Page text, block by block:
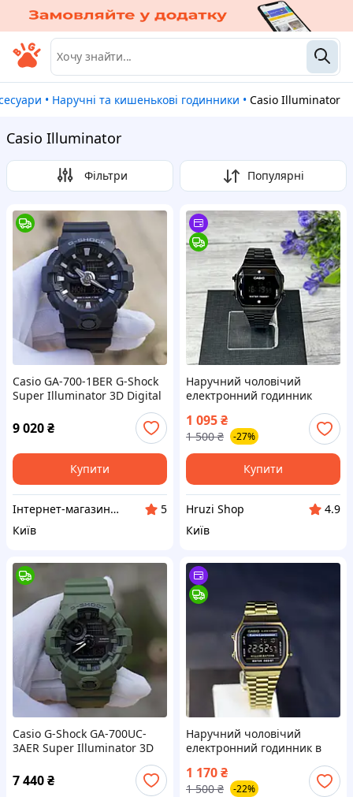
• Наручні та кишенькові годинники • Casio Illuminator
Casio Illuminator
Фільтри Популярні
Casio GA-700-1BER G-Shock
Super Illuminator 3D Digital
9 020₴
Купити
Інтернет-магазин OCEAN TIME
5
Київ
Наручний чоловічий
електронний годинник
(10021110)
1 095₴
1 500 ₴ -27%
Купити
Hruzi Shop
4.9
Київ
Casio G-Shock GA-700UC-
3AER Super Illuminator 3D
7 440₴
Наручний чоловічий
електронний годинник в
стилi Casio Retro illuminator
(100210)
1 170₴
1 500 ₴ -22%